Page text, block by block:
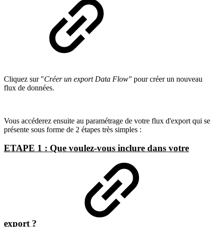
Cliquez sur "Créer un export Data Flow" pour créer un nouveau
flux de données.
Vous accéderez ensuite au paramétrage de votre flux d'export qui se
présente sous forme de 2 étapes très simples :
ETAPE 1 : Que voulez-vous inclure dans votre
export ?